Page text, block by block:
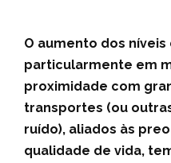
O aumento dos
particularmente em
proximidade com
transportes (ou
ruído), aliados às
qualidade de vida,